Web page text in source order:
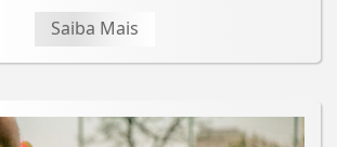
Saiba Mais